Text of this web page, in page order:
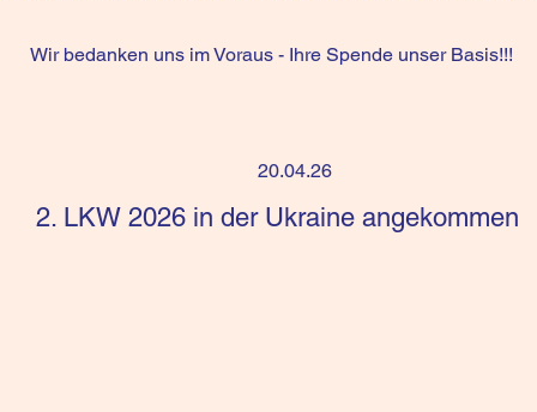
Wir bedanken uns im Voraus - Ihre Spende unser Basis!!!
20.04.26
2. LKW 2026 in der Ukraine angekommen